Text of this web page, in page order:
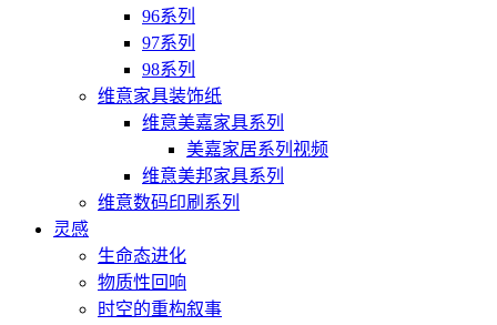
96系列
97系列
98系列
维意家具装饰纸
维意美嘉家具系列
美嘉家居系列视频
维意美邦家具系列
维意数码印刷系列
灵感
生命态进化
物质性回响
时空的重构叙事